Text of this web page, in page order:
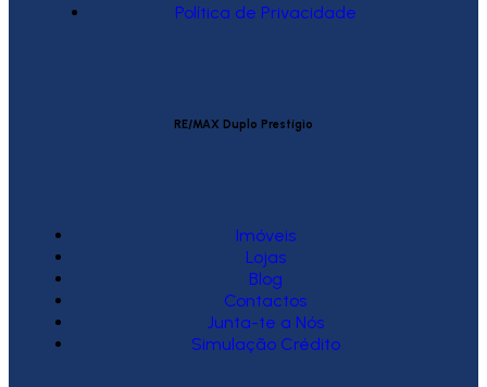
Política de Privacidade
RE/MAX Duplo Prestígio
Imóveis
Lojas
Blog
Contactos
Junta-te a Nós
Simulação Crédito